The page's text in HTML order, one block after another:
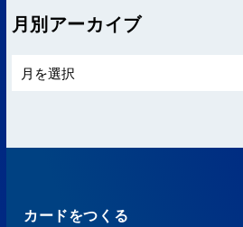
月別アーカイブ
カードをつくる